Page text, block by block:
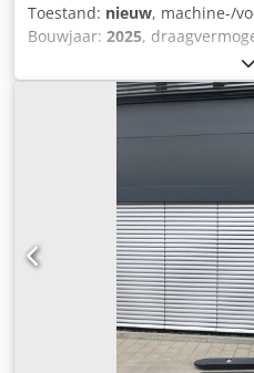
Toestand: nieuw, machine-/
Bouwjaar: 2025,
, ladingzwaartepunt:
elektrisch, masttype:Simplex
batterijspanning:24 V,
,
000081 Dsdpfszfd Dbox